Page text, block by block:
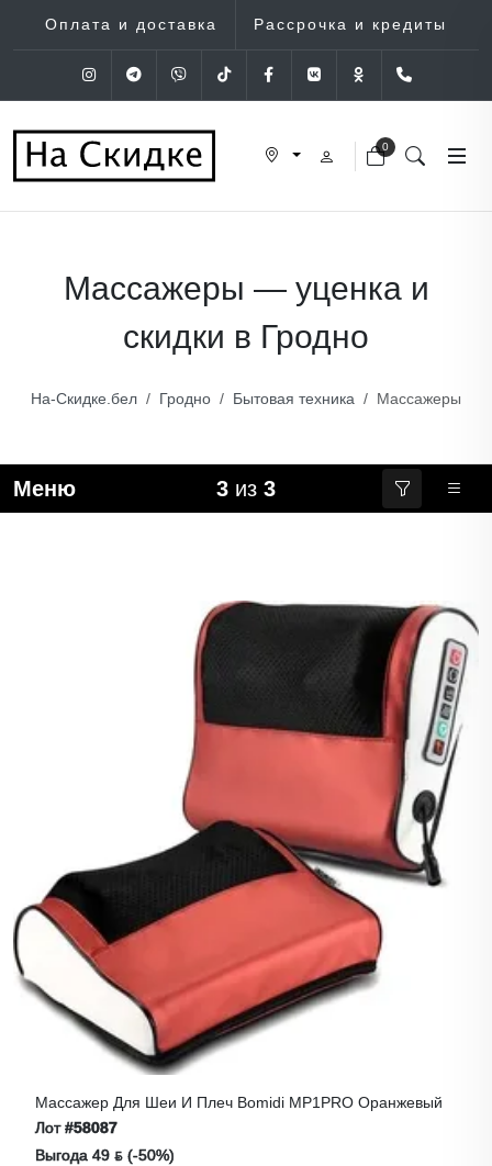
Оплата и доставка Рассрочка и кредиты
InstagramTelegram
Viber Tik-Tok Facebook
VK OK
0
Массажеры — уценка и
скидки в Гродно
На-Скидке.бел Гродно Бытовая техника Массажеры
Меню 3 из 3
Массажер Для Шеи И Плеч Bomidi MP1PRO Оранжевый
Лот#58087
Выгода 49 ƃ (-50%)